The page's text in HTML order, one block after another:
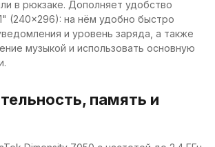
в рюкзаке. Дополняет удобство
(240×296): на нём удобно быстро
и уровень заряда, а также
музыкой и использовать основную
память и